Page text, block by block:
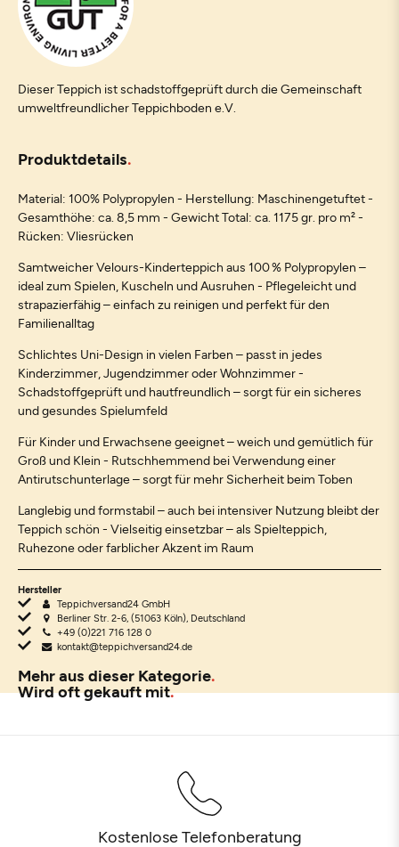
Dieser Teppich ist schadstoffgeprüft durch die Gemeinschaft
umweltfreundlicher Teppichboden e.V.
Produktdetails
Material: 100% Polypropylen - Herstellung: Maschinengetuftet -
Gesamthöhe: ca. 8,5 mm - Gewicht Total: ca. 1175 gr. pro m² -
Rücken: Vliesrücken
Samtweicher Velours-Kinderteppich aus 100 % Polypropylen –
ideal zum Spielen, Kuscheln und Ausruhen - Pflegeleicht und
strapazierfähig – einfach zu reinigen und perfekt für den
Familienalltag
Schlichtes Uni-Design in vielen Farben – passt in jedes
Kinderzimmer, Jugendzimmer oder Wohnzimmer -
Schadstoffgeprüft und hautfreundlich – sorgt für ein sicheres
und gesundes Spielumfeld
Für Kinder und Erwachsene geeignet – weich und gemütlich für
Groß und Klein - Rutschhemmend bei Verwendung einer
Antirutschunterlage – sorgt für mehr Sicherheit beim Toben
Langlebig und formstabil – auch bei intensiver Nutzung bleibt der
Teppich schön - Vielseitig einsetzbar – als Spielteppich,
Ruhezone oder farblicher Akzent im Raum
Hersteller
Teppichversand24 GmbH
Berliner Str. 2-6, (51063 Köln), Deutschland
+49 (0)221 716 128 0
kontakt@teppichversand24.de
Mehr aus dieser Kategorie
Wird oft gekauft mit
Kostenlose Telefonberatung